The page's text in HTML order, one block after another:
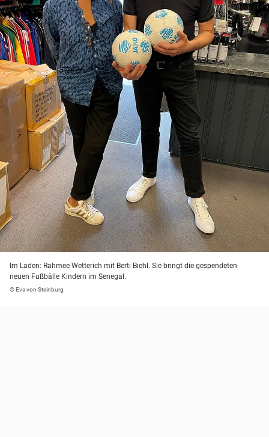
Im Laden: Rahmee Wetterich mit Berti Biehl. Sie bringt die gespendeten
neuen Fußbälle Kindern im Senegal.
© Eva von Steinburg